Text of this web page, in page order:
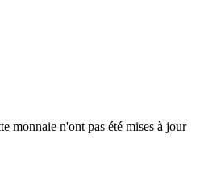
monnaie n'ont pas été mises à jour